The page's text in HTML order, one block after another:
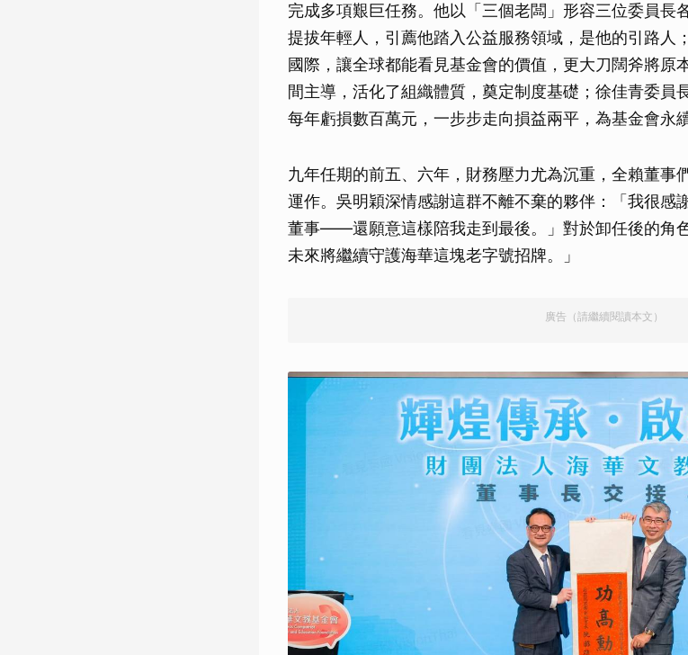
完成多項艱巨任務。他以「三個老闆」形容三位委員
提拔年輕人，引薦他踏入公益服務領域，是他的引路人
國際，讓全球都能看見基金會的價值，更大刀闊斧將原
間主導，活化了組織體質，奠定制度基礎；徐佳青委員
每年虧損數百萬元，一步步走向損益兩平，為基金會永
九年任期的前五、六年，財務壓力尤為沉重，全賴董事
運作。吳明穎深情感謝這群不離不棄的夥伴：「我很
董事——還願意這樣陪我走到最後。」對於卸任後的角
未來將繼續守護海華這塊老字號招牌。」
廣告（請繼續閱讀本文）